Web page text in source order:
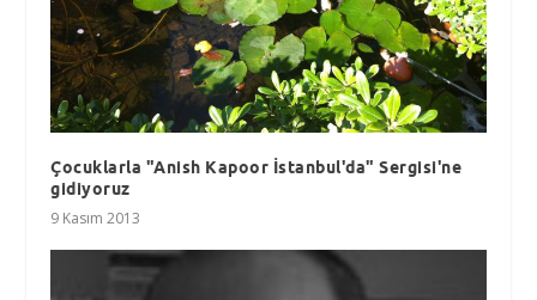
Çocuklarla "Anish Kapoor İstanbul'da" Sergisi'ne
gidiyoruz
9 Kasım 2013